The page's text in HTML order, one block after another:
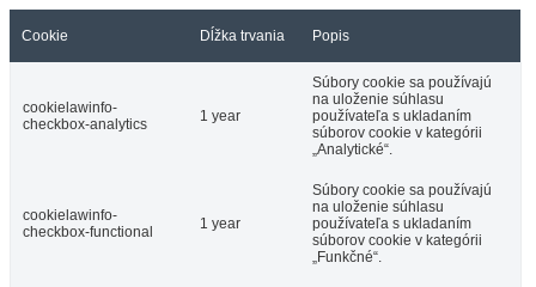
Cookie Dĺžka trvania Popis
cookielawinfo-
checkbox-analytics
1 year
Súbory cookie sa používajú
na uloženie súhlasu
používateľa s ukladaním
súborov cookie v kategórii
„Analytické“.
cookielawinfo-
checkbox-functional
1 year
Súbory cookie sa používajú
na uloženie súhlasu
používateľa s ukladaním
súborov cookie v kategórii
„Funkčné“.